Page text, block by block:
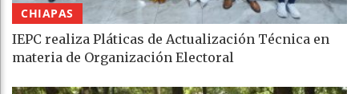
CHIAPAS
IEPC realiza Pláticas de Actualización Técnica en
materia de Organización Electoral